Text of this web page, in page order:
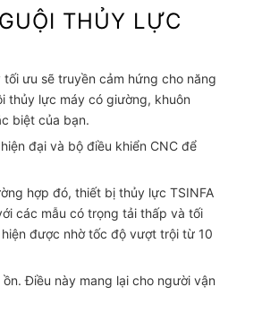
THỦY LỰC
ưu sẽ truyền cảm hứng cho năng
thủy lực máy có giường, khuôn
biệt của bạn.
đại và bộ điều khiển CNC để
hợp đó, thiết bị thủy lực TSINFA
các mẫu có trọng tải thấp và tối
được nhờ tốc độ vượt trội từ 10
Điều này mang lại cho người vận